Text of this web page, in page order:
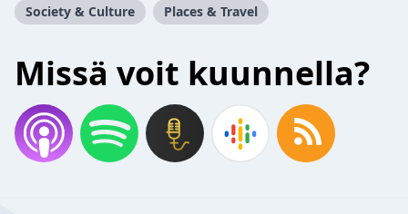
Society & Culture Places & Travel
Missä voit kuunnella?